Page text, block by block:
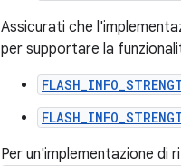
Assicurati che
per supportare la
Per un'implementazione di